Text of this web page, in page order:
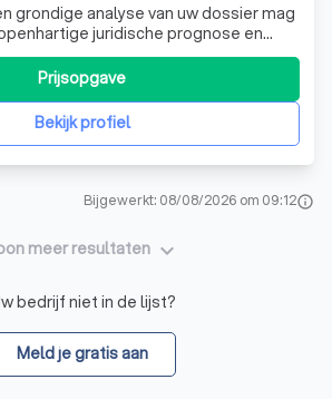
juridische prognose en
Zo weet u meteen hoe u ervoor
kans op succes. Bovendien helpen
de kosten te drukken. Heeft u
Welk
Bekijk profiel
Prijsopgave
Bijgewerkt: 08/08/2026 om 09:12info
meer resultaten keyboard_arrow_down
bedrijf niet in de lijst?
Meld je gratis aan